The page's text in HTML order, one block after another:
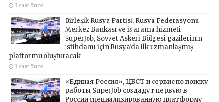
3 saat önce
Birleşik Rusya Partisi, Rusya Federasyonu
Merkez Bankası ve iş arama hizmeti
SuperJob, Sovyet Askeri Bölgesi gazilerinin
istihdamı için Rusya’da ilk uzmanlaşmış
platformu oluşturacak
3 saat önce
«Единая Россия», ЦБСТ и сервис по поиску
работы SuperJob создадут первую в
России специализированную платформу